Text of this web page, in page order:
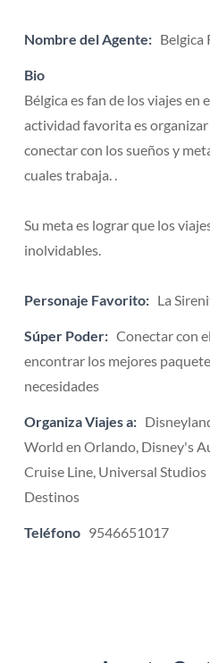
Nombre del Agente: Belgica
Bio
Bélgica es fan de los viajes en
actividad favorita es
conectar con los sueños y
cuales trabaja. .
Su meta es lograr que los
inolvidables.
Personaje Favorito: La
Súper Poder: Conectar con
encontrar los mejores
necesidades
Organiza Viajes a:
World en Orlando, Disney's
Cruise Line, Universal
Destinos
Teléfono 9546651017